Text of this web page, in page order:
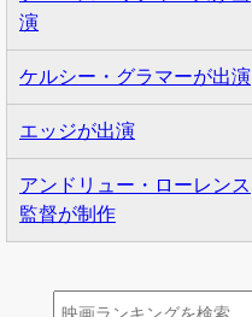
演
ケルシー・グラマーが出演
エッジが出演
アンドリュー・ローレンス
監督が制作